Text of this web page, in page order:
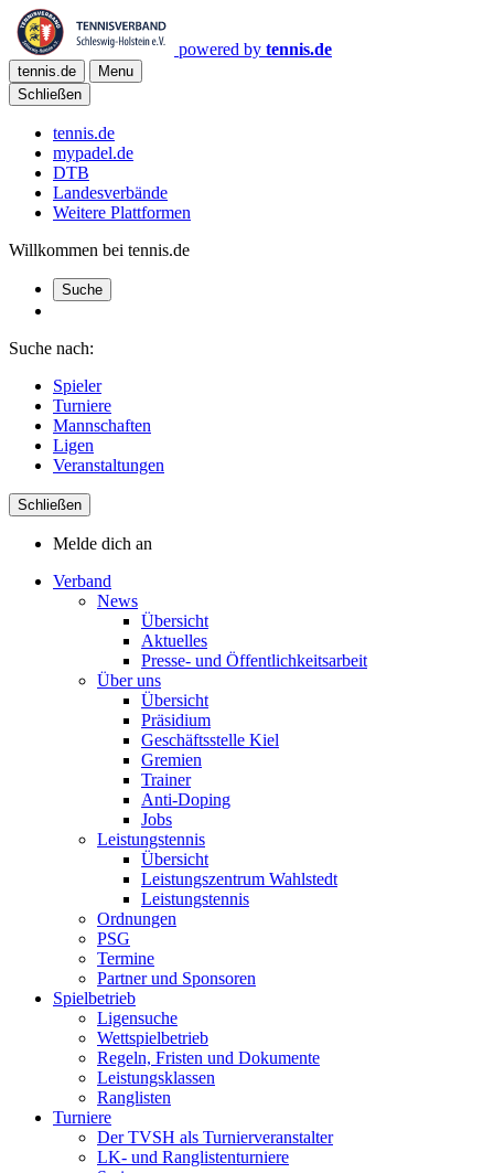
powered by tennis.de
tennis.de
Menu
Schließen
tennis.de
mypadel.de
DTB
Landesverbände
Weitere Plattformen
Willkommen bei tennis.de
Suche
Suche nach:
Spieler
Turniere
Mannschaften
Ligen
Veranstaltungen
Schließen
Melde dich an
Verband
News
Übersicht
Aktuelles
Presse- und Öffentlichkeitsarbeit
Über uns
Übersicht
Präsidium
Geschäftsstelle Kiel
Gremien
Trainer
Anti-Doping
Jobs
Leistungstennis
Übersicht
Leistungszentrum Wahlstedt
Leistungstennis
Ordnungen
PSG
Termine
Partner und Sponsoren
Spielbetrieb
Ligensuche
Wettspielbetrieb
Regeln, Fristen und Dokumente
Leistungsklassen
Ranglisten
Turniere
Der TVSH als Turnierveranstalter
LK- und Ranglistenturniere